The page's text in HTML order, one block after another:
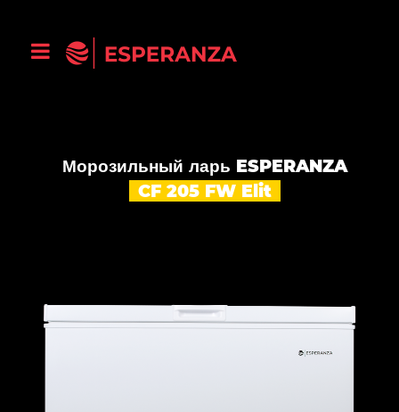
Морозильный ларь ESPERANZA
CF 205 FW Elit